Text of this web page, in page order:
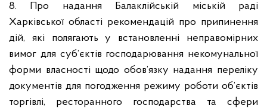
8. Про надання Балаклійській міській раді
Харківської області рекомендацій про припинення
дій, які полягають у встановленні неправомірних
вимог для суб’єктів господарювання некомунальної
форми власності щодо обов’язку надання переліку
документів для погодження режиму роботи об’єктів
торгівлі, ресторанного господарства та сфери